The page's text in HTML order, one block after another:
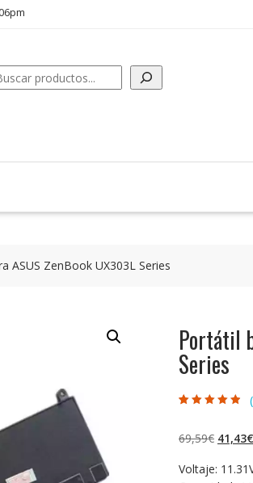
ASUS ZenBook UX303L Series
Portátil
Series
base a
valoraciones
(
69,59€ El
41,43€
Voltaje: